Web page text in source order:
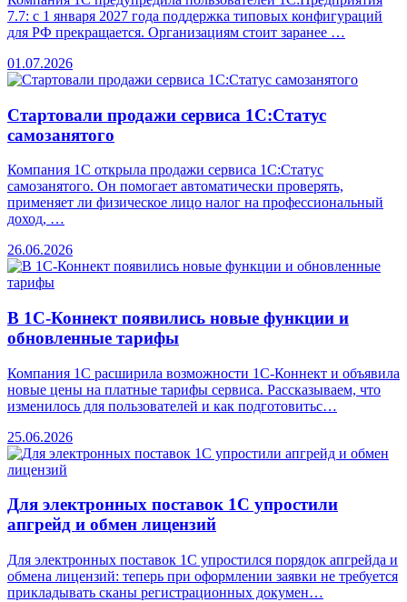
7.7: с 1 января 2027 года поддержка типовых конфигураций
для РФ прекращается. Организациям стоит заранее …
01.07.2026
Стартовали продажи сервиса 1С:Статус
самозанятого
Компания 1С открыла продажи сервиса 1С:Статус
самозанятого. Он помогает автоматически проверять,
применяет ли физическое лицо налог на профессиональный
доход, …
26.06.2026
В 1С-Коннект появились новые функции и
обновленные тарифы
Компания 1С расширила возможности 1С-Коннект и объявила
новые цены на платные тарифы сервиса. Рассказываем, что
изменилось для пользователей и как подготовитьс…
25.06.2026
Для электронных поставок 1С упростили
апгрейд и обмен лицензий
Для электронных поставок 1С упростился порядок апгрейда и
обмена лицензий: теперь при оформлении заявки не требуется
прикладывать сканы регистрационных докумен…